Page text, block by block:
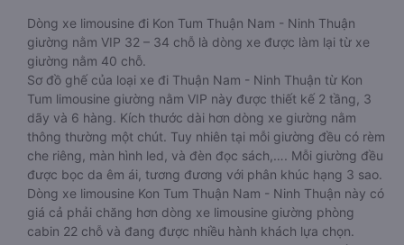
Dòng xe limousine đi Kon Tum Thuận Nam - Ninh Thuận
giường nằm VIP 32 – 34 chỗ là dòng xe được làm lại từ xe
giường nằm 40 chỗ.
Sơ đồ ghế của loại xe đi Thuận Nam - Ninh Thuận từ Kon
Tum limousine giường nằm VIP này được thiết kế 2 tầng, 3
dãy và 6 hàng. Kích thước dài hơn dòng xe giường nằm
thông thường một chút. Tuy nhiên tại mỗi giường đều có rèm
che riêng, màn hình led, và đèn đọc sách,…. Mỗi giường đều
được bọc da êm ái, tương đương với phân khúc hạng 3 sao.
Dòng xe limousine Kon Tum Thuận Nam - Ninh Thuận này có
giá cả phải chăng hơn dòng xe limousine giường phòng
cabin 22 chỗ và đang được nhiều hành khách lựa chọn.